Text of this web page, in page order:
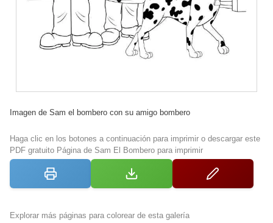
Imagen de Sam el bombero con su amigo bombero
Haga clic en los botones a continuación para imprimir o descargar este
PDF gratuito Página de Sam El Bombero para imprimir
Explorar más páginas para colorear de esta galería